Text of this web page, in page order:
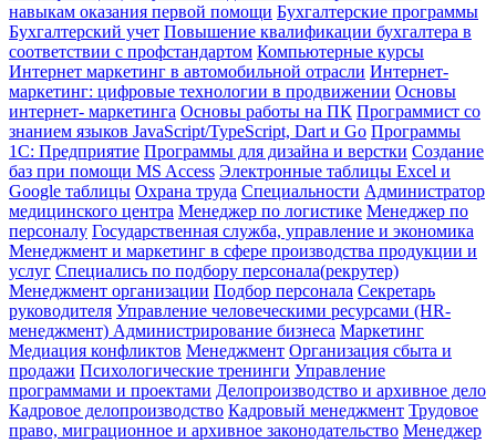
навыкам оказания первой помощи Бухгалтерские программы
Бухгалтерский учет Повышение квалификации бухгалтера в
соответствии с профстандартом Компьютерные курсы
Интернет маркетинг в автомобильной отрасли Интернет-
маркетинг: цифровые технологии в продвижении Основы
интернет- маркетинга Основы работы на ПК Программист со
знанием языков JavaScript/TypeScript, Dart и Go Программы
1С: Предприятие Программы для дизайна и верстки Создание
баз при помощи MS Access Электронные таблицы Excel и
Google таблицы Охрана труда Специальности Администратор
медицинского центра Менеджер по логистике Менеджер по
персоналу Государственная служба, управление и экономика
Менеджмент и маркетинг в сфере производства продукции и
услуг Специались по подбору персонала(рекрутер)
Менеджмент организации Подбор персонала Секретарь
руководителя Управление человеческими ресурсами (HR-
менеджмент) Администрирование бизнеса Маркетинг
Медиация конфликтов Менеджмент Организация сбыта и
продажи Психологические тренинги Управление
программами и проектами Делопроизводство и архивное дело
Кадровое делопроизводство Кадровый менеджмент Трудовое
право, миграционное и архивное законодательство Менеджер